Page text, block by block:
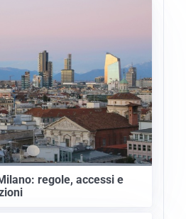
regole, accessi e